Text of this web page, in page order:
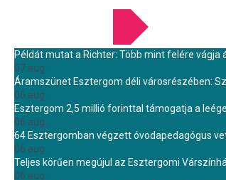
Példát mutat a Richter: Több mint felére
07 aug.
Áramszünet Esztergom déli városrészében:
06 aug.
Esztergom 2,5 millió forinttal támogatja a
06 aug.
64 Esztergomban végzett óvodapedagógus
06 aug.
Teljes körűen megújul az Esztergomi
06 aug.